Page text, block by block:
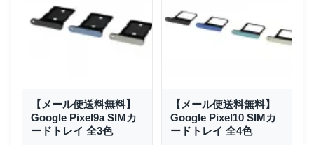
【メール便送料無料】
Google Pixel9a SIMカ
ードトレイ 全3色
【メール便送料無料】
Google Pixel10 SIMカ
ードトレイ 全4色